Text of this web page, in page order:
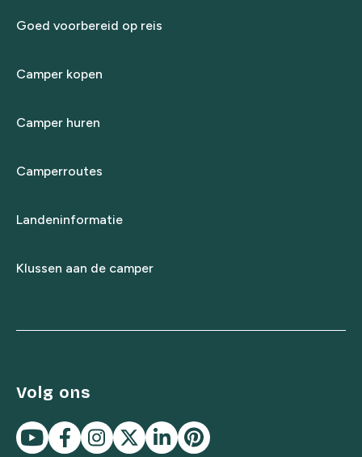
Goed voorbereid op reis
Camper kopen
Camper huren
Camperroutes
Landeninformatie
Klussen aan de camper
Volg ons